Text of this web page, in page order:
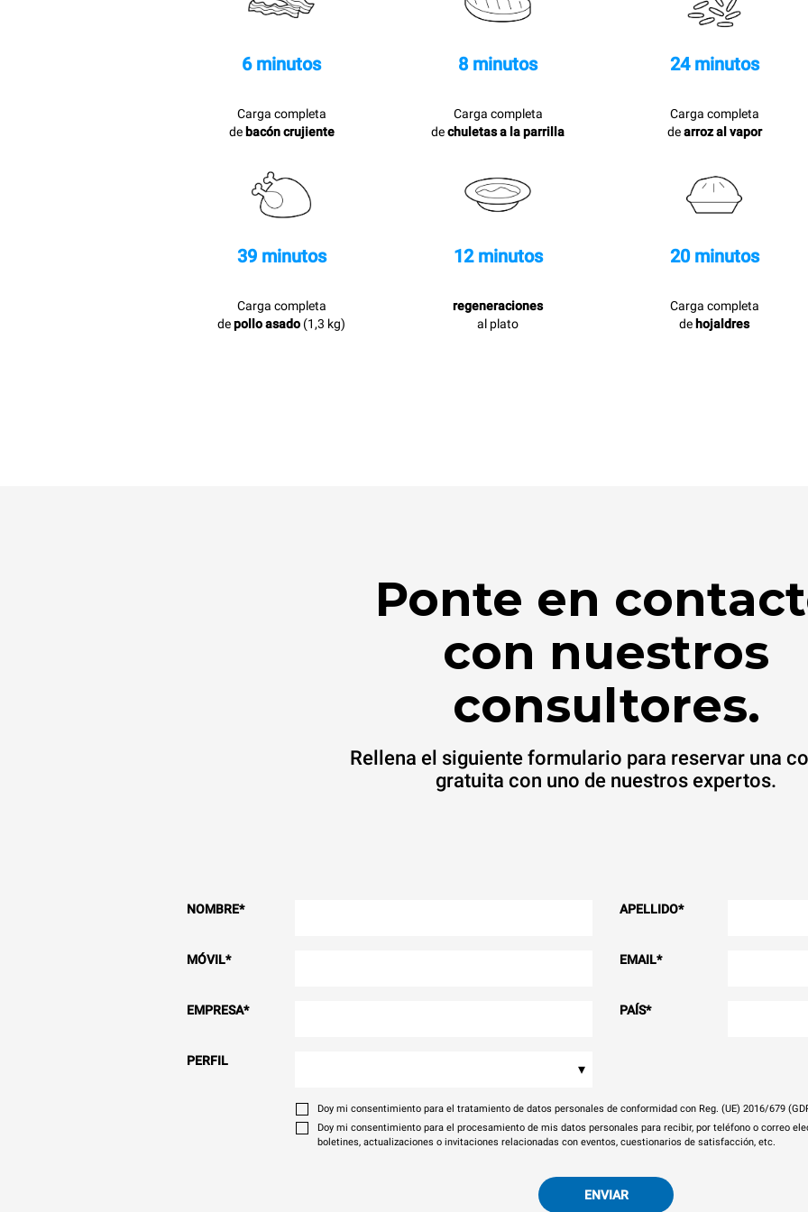
6 minutos
Carga completa
de bacón crujiente
8 minutos
Carga completa
dechuletas a la parrilla
24 minutos
Carga completa
dearroz al vapor
39 minutos
Carga completa
depollo asado (1,3 kg)
12 minutos
regeneraciones
al plato
20 minutos
Carga completa
de hojaldres
Ponte en
con nuestros
consultores.
Rellena el siguiente formulario para reservar una
gratuita con uno de nuestros expertos.
NOMBRE* APELLIDO*
MÓVIL* EMAIL*
EMPRESA* PAÍS*
PERFIL ▾
Doy mi consentimiento para el tratamiento de datos personales de conformidad con Reg. (UE) 2016/679
Doy mi consentimiento para el procesamiento de mis datos personales para recibir, por teléfono o correo
boletines, actualizaciones o invitaciones relacionadas con eventos, cuestionarios de satisfacción, etc.
ENVIAR